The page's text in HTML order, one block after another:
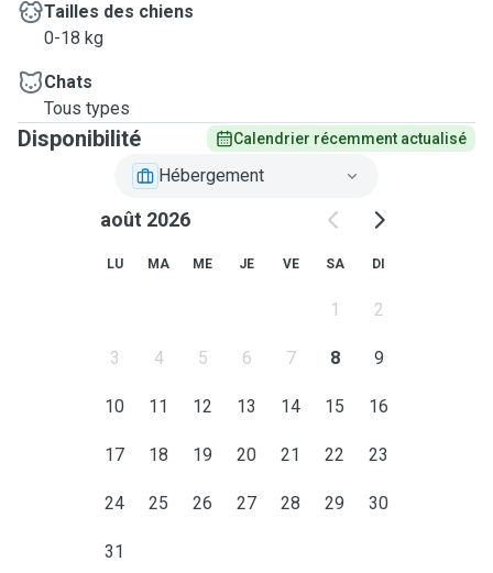
Tailles des chiens
0-18 kg
Chats
Tous types
Disponibilité Calendrier récemment actualisé
Hébergement
août 2026
LU MA ME JE VE SA DI
1 2
3 4 5 6 7 8 9
10 11 12 13 14 15 16
17 18 19 20 21 22 23
24 25 26 27 28 29 30
31